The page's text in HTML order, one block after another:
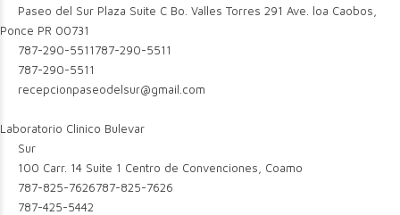
Paseo del Sur Plaza Suite C Bo. Valles Torres 291 Ave. loa Caobos,
Ponce PR 00731
787-290-5511787-290-5511
787-290-5511
recepcionpaseodelsur@gmail.com
Laboratorio Clinico Bulevar
Sur
100 Carr. 14 Suite 1 Centro de Convenciones, Coamo
787-825-7626787-825-7626
787-425-5442